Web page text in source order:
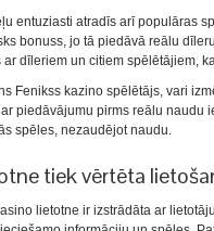
entuziasti atradīs arī populāras
bonuss, jo tā piedāvā reālu
ar dīleriem un citiem spēlētājiem,
Fenikss kazino spēlētājs, vari
piedāvājumu pirms reālu naudu
spēles, nezaudējot naudu.
tiek vērtēta
lietotne ir izstrādāta ar